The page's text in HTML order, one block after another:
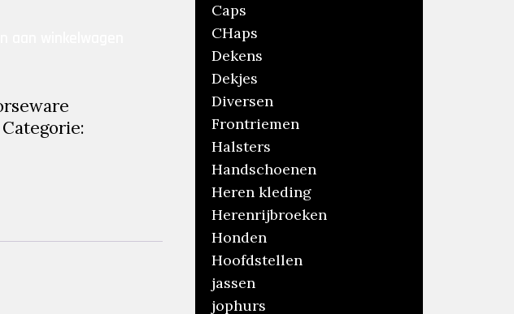
Categorie:
Caps
CHaps
Dekens
Dekjes
Diversen
Frontriemen
Halsters
Handschoenen
Heren kleding
Herenrijbroeken
Honden
Hoofdstellen
jassen
jophurs